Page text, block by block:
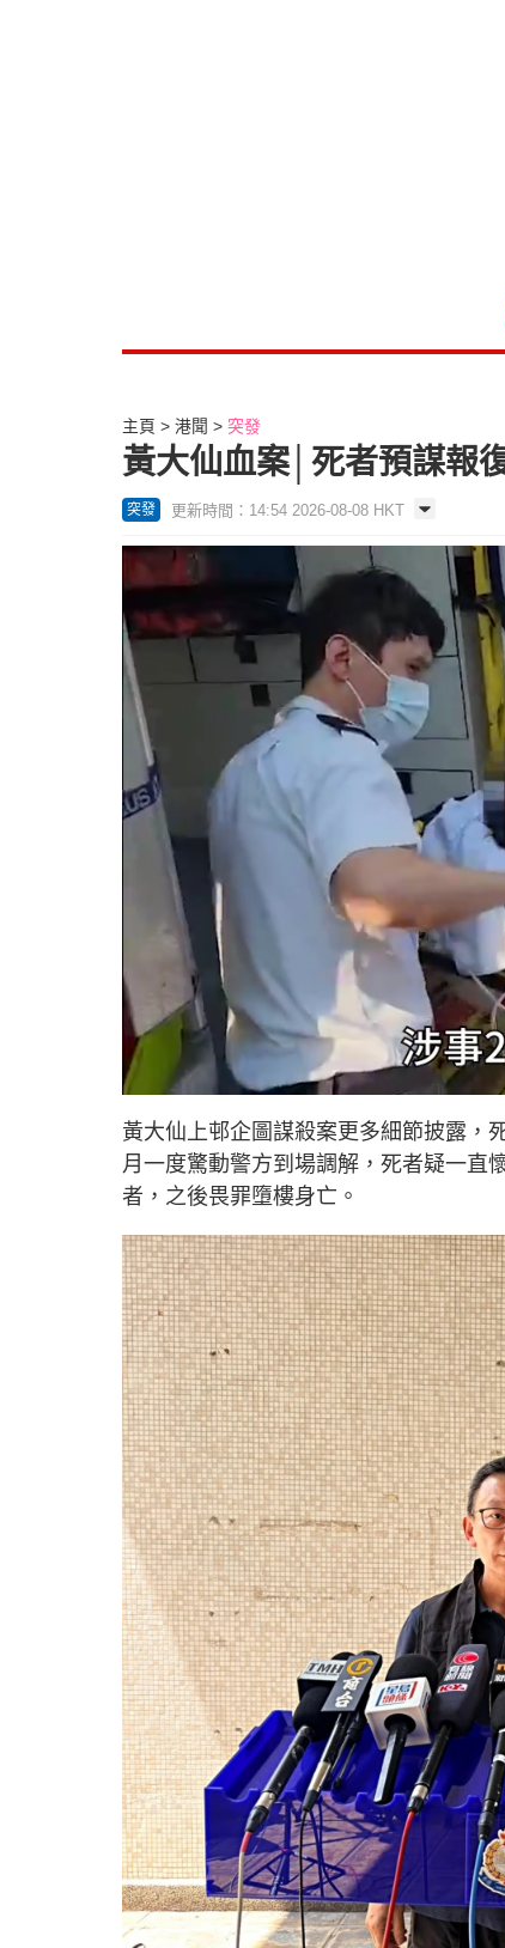
主頁 港聞 突發
黃大仙血案│死者預謀報
突發 更新時間：14:54 2026-08-08 HKT
n
u
e
L
e
d
:
2
6
.
黃大仙上邨企圖謀殺案更多細節披露，
月一度驚動警方到場調解，死者疑一直
者，之後畏罪墮樓身亡。